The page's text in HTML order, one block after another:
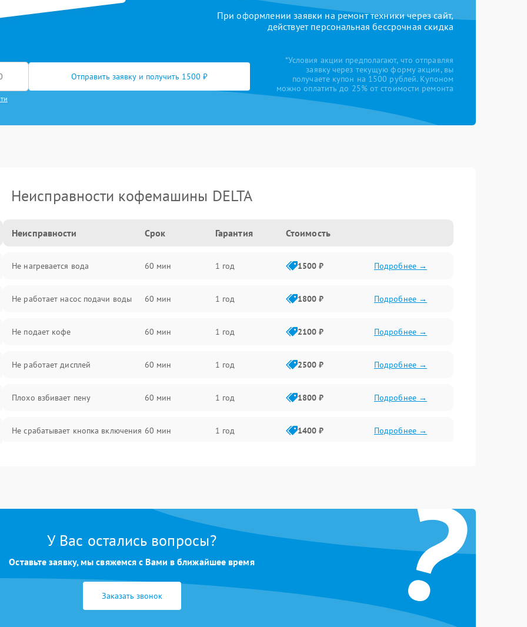
При оформлении заявки на ремонт техники через сайт,
действует персональная бессрочная скидка
Отправить заявку и получить 1500 ₽
*Условия акции предполагают, что отправляя
заявку через текущую форму акции, вы
получаете купон на 1500 рублей. Купоном
можно оплатить до 25% от стоимости ремонта
Неисправности кофемашины DELTA
Неисправности Срок Гарантия Стоимость
Не нагревается вода 60 мин 1 год 1500 ₽ Подробнее →
Не работает насос подачи воды 60 мин 1 год 1800 ₽ Подробнее →
Не подает кофе 60 мин 1 год 2100 ₽ Подробнее →
Не работает дисплей 60 мин 1 год 2500 ₽ Подробнее →
Плохо взбивает пену 60 мин 1 год 1800 ₽ Подробнее →
Не срабатывает кнопка включения 60 мин 1 год 1400 ₽ Подробнее →
?
У Вас остались вопросы?
Оставьте заявку, мы свяжемся с Вами в ближайшее время
Заказать звонок